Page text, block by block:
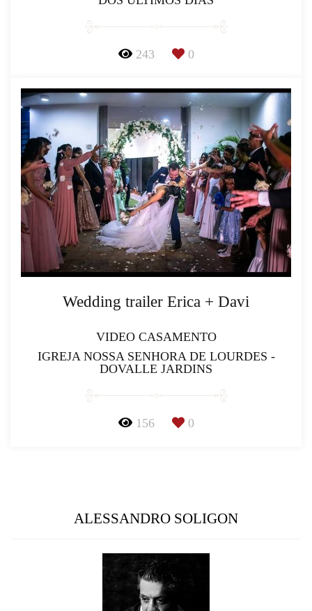
243 0
Wedding trailer Erica + Davi
VIDEO CASAMENTO
IGREJA NOSSA SENHORA DE LOURDES -
DOVALLE JARDINS
156 0
ALESSANDRO SOLIGON